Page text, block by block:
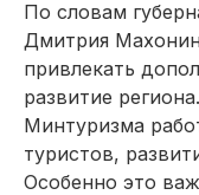
По словам
Дмитрия
привлекать
развитие
Минтуризма
туристов,
Особенно это